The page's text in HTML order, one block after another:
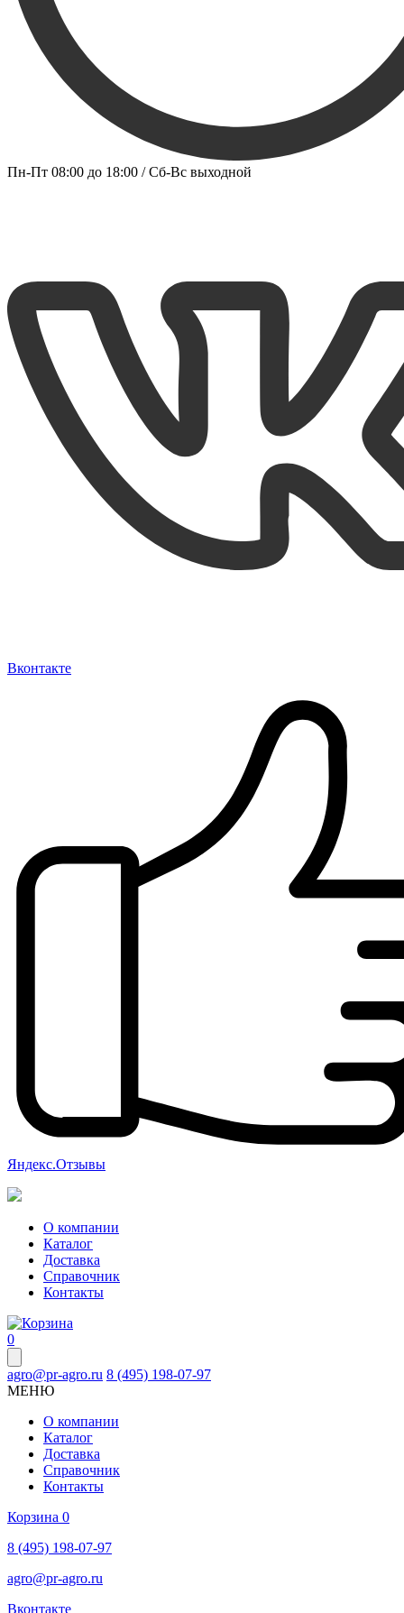
Пн-Пт 08:00 до 18:00 / Сб-Вс выходной
Вконтакте
Яндекс.Отзывы
О компании
Каталог
Доставка
Справочник
Контакты
0
agro@pr-agro.ru 8 (495) 198-07-97
МЕНЮ
О компании
Каталог
Доставка
Справочник
Контакты
Корзина 0
8 (495) 198-07-97
agro@pr-agro.ru
Вконтакте